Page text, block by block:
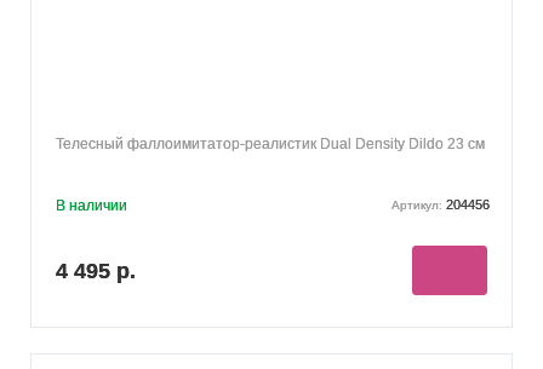
Телесный фаллоимитатор-реалистик Dual Density Dildo 23 см
В наличии Артикул: 204456
4 495 р.